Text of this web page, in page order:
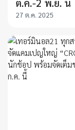
ต.ค.-2 พ.ย. นี้
27 ต.ค. 2025